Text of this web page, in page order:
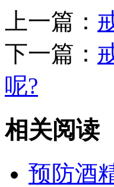
上一篇：
下一篇：
呢?
相关阅读
预防酒